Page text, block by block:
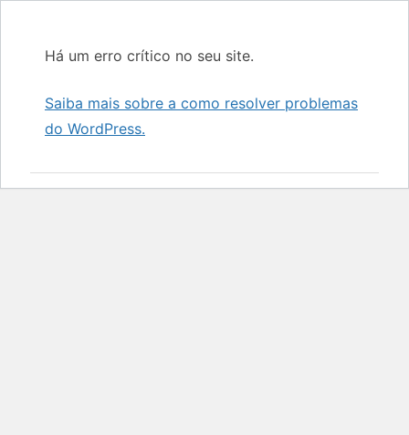
Há um erro crítico no seu site.
Saiba mais sobre a como resolver problemas
do WordPress.